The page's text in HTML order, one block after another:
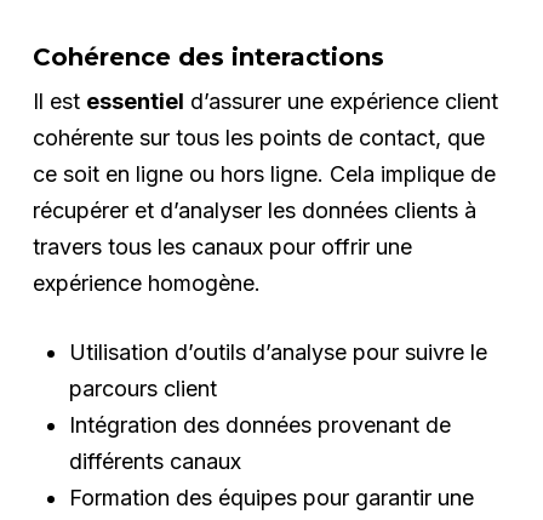
Cohérence des interactions
Il est essentiel d’assurer une expérience client
cohérente sur tous les points de contact, que
ce soit en ligne ou hors ligne. Cela implique de
récupérer et d’analyser les données clients à
travers tous les canaux pour offrir une
expérience homogène.
Utilisation d’outils d’analyse pour suivre le
parcours client
Intégration des données provenant de
différents canaux
Formation des équipes pour garantir une